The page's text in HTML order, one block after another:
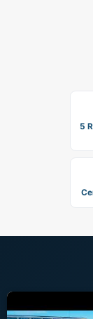
5